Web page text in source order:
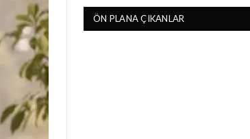
ÖN PLANA ÇIKANLAR